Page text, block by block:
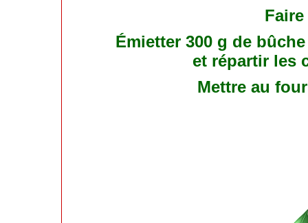
Émietter 300 g de
et répartir les
Mettre au